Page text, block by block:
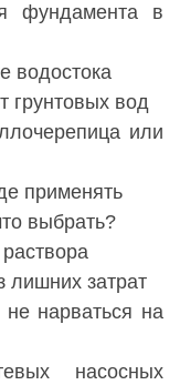
фундамента в
водостока
грунтовых вод
или
применять
выбрать?
лишних затрат
нарваться на
насосных